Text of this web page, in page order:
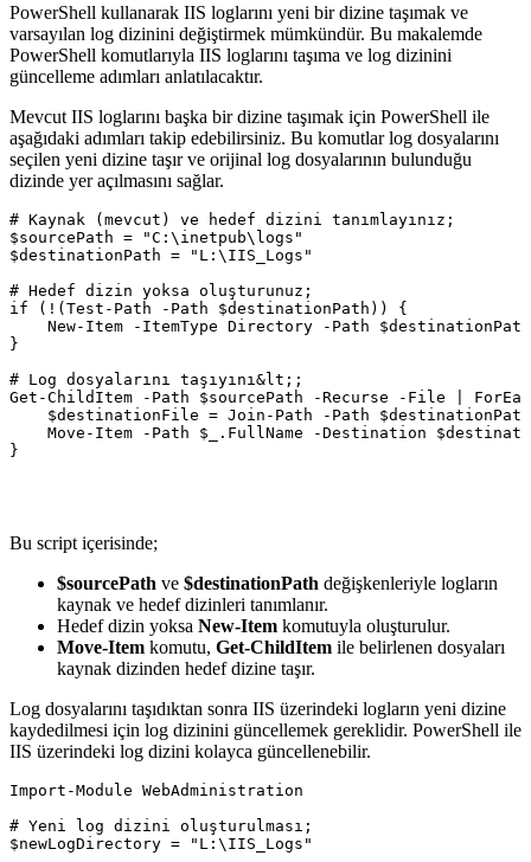
PowerShell kullanarak IIS loglarını yeni bir dizine taşımak ve
varsayılan log dizinini değiştirmek mümkündür. Bu makalemde
PowerShell komutlarıyla IIS loglarını taşıma ve log dizinini
güncelleme adımları anlatılacaktır.
Mevcut IIS loglarını başka bir dizine taşımak için PowerShell ile
aşağıdaki adımları takip edebilirsiniz. Bu komutlar log dosyalarını
seçilen yeni dizine taşır ve orijinal log dosyalarının bulunduğu
dizinde yer açılmasını sağlar.
# Kaynak (mevcut) ve hedef dizini tanımlayınız;
$sourcePath = "C:\inetpub\logs"
$destinationPath = "L:\IIS_Logs"
# Hedef dizin yoksa oluşturunuz;
if (!(Test-Path -Path $destinationPath)) {
    New-Item -ItemType Directory -Path $destinationPath
}
# Log dosyalarını taşıyını&lt;;
Get-ChildItem -Path $sourcePath -Recurse -File |
$destinationFile = Join-Path -Path
Move-Item -Path $_.FullName -Destination
}
Bu script içerisinde;
$sourcePath ve $destinationPath değişkenleriyle logların
kaynak ve hedef dizinleri tanımlanır.
Hedef dizin yoksa New-Item komutuyla oluşturulur.
Move-Item komutu, Get-ChildItem ile belirlenen dosyaları
kaynak dizinden hedef dizine taşır.
Log dosyalarını taşıdıktan sonra IIS üzerindeki logların yeni dizine
kaydedilmesi için log dizinini güncellemek gereklidir. PowerShell ile
IIS üzerindeki log dizini kolayca güncellenebilir.
Import-Module WebAdministration
# Yeni log dizini oluşturulması;
$newLogDirectory = "L:\IIS_Logs"